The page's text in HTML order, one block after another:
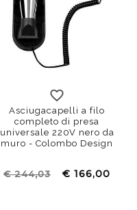
Asciugacapelli a filo
completo di presa
universale 220V nero da
muro - Colombo Design
€ 244,03 € 166,00